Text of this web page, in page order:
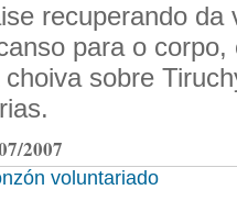
recuperando da
para o
sobre
2007
voluntariado